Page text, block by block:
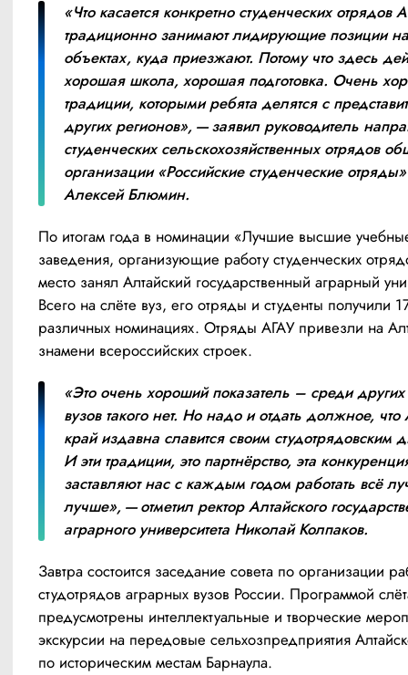
«Что касается конкретно студенческих отрядов
традиционно занимают лидирующие позиции
объектах, куда приезжают. Потому что здесь
хорошая школа, хорошая подготовка. Очень
традиции, которыми ребята делятся с
других регионов», — заявил руководитель
студенческих сельскохозяйственных отрядов
организации «Российские студенческие отряды»
Алексей Блюмин.
По итогам года в номинации «Лучшие высшие
заведения, организующие работу студенческих
место занял Алтайский государственный аграрный
Всего на слёте вуз, его отряды и студенты получили
различных номинациях. Отряды АГАУ привезли на
знамени всероссийских строек.
«Это очень хороший показатель – среди
вузов такого нет. Но надо и отдать должное, что
край издавна славится своим студотрядовским
И эти традиции, это партнёрство, эта
заставляют нас с каждым годом работать всё
лучше», — отметил ректор Алтайского
аграрного университета Николай Колпаков.
Завтра состоится заседание совета по организации
студотрядов аграрных вузов России. Программой
предусмотрены интеллектуальные и творческие
экскурсии на передовые сельхозпредприятия
по историческим местам Барнаула.